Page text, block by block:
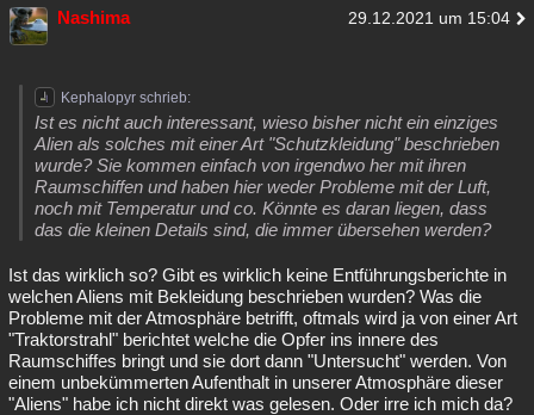
Musik
Besucht Teilgenommen Neue Geschlossen
Lesenswert Schlüsselwörter
Nashima 29.12.2021 um 15:04
Kephalopyr schrieb:
Ist es nicht auch interessant, wieso bisher nicht ein einziges
Alien als solches mit einer Art "Schutzkleidung" beschrieben
wurde? Sie kommen einfach von irgendwo her mit ihren
Raumschiffen und haben hier weder Probleme mit der Luft,
noch mit Temperatur und co. Könnte es daran liegen, dass
das die kleinen Details sind, die immer übersehen werden?
Ist das wirklich so? Gibt es wirklich keine Entführungsberichte in
welchen Aliens mit Bekleidung beschrieben wurden? Was die
Probleme mit der Atmosphäre betrifft, oftmals wird ja von einer Art
"Traktorstrahl" berichtet welche die Opfer ins innere des
Raumschiffes bringt und sie dort dann "Untersucht" werden. Von
einem unbekümmerten Aufenthalt in unserer Atmosphäre dieser
"Aliens" habe ich nicht direkt was gelesen. Oder irre ich mich da?